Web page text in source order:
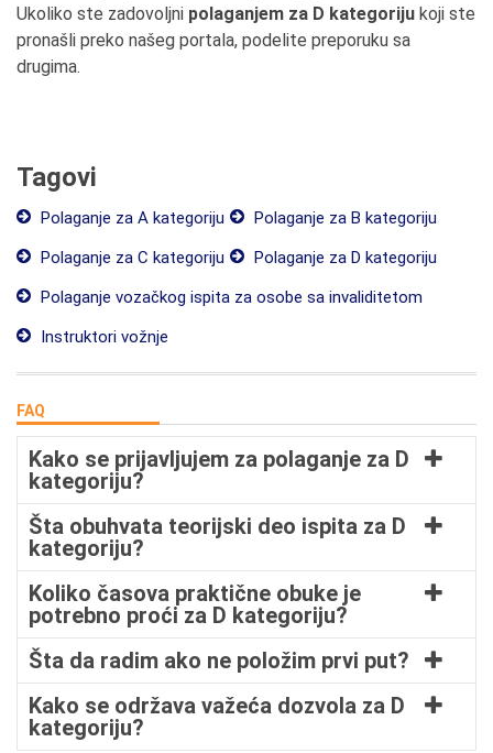
Ukoliko ste zadovoljni polaganjem za D kategoriju koji ste
pronašli preko našeg portala, podelite preporuku sa
drugima.
Tagovi
Polaganje za A kategoriju
Polaganje za B kategoriju
Polaganje za C kategoriju
Polaganje za D kategoriju
Polaganje vozačkog ispita za osobe sa invaliditetom
Instruktori vožnje
FAQ
Kako se prijavljujem za polaganje za D
kategoriju?
Šta obuhvata teorijski deo ispita za D
kategoriju?
Koliko časova praktične obuke je
potrebno proći za D kategoriju?
Šta da radim ako ne položim prvi put?
Kako se održava važeća dozvola za D
kategoriju?